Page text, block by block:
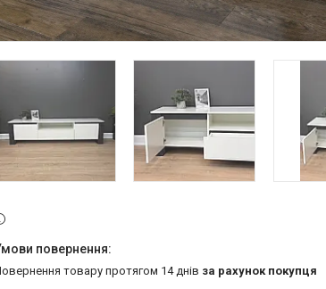
повернення товару протягом 14 днів за рахунок покупця